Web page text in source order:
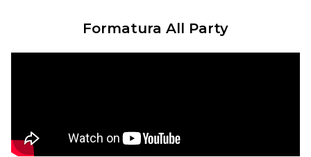
Formatura All Party